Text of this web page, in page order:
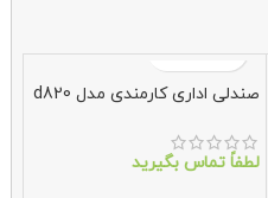
صندلی اداری کارمندی مدل d820
لطفاً تماس بگیرید